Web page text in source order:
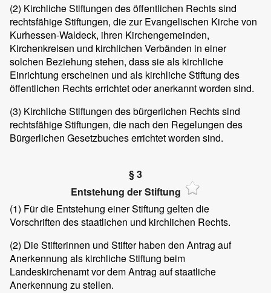
(2) Kirchliche Stiftungen des öffentlichen Rechts sind
rechtsfähige Stiftungen, die zur Evangelischen Kirche von
Kurhessen-Waldeck, ihren Kirchengemeinden,
Kirchenkreisen und kirchlichen Verbänden in einer
solchen Beziehung stehen, dass sie als kirchliche
Einrichtung erscheinen und als kirchliche Stiftung des
öffentlichen Rechts errichtet oder anerkannt worden sind.
(3) Kirchliche Stiftungen des bürgerlichen Rechts sind
rechtsfähige Stiftungen, die nach den Regelungen des
Bürgerlichen Gesetzbuches errichtet worden sind.
§ 3
Entstehung der Stiftung
(1) Für die Entstehung einer Stiftung gelten die
Vorschriften des staatlichen und kirchlichen Rechts.
(2) Die Stifterinnen und Stifter haben den Antrag auf
Anerkennung als kirchliche Stiftung beim
Landeskirchenamt vor dem Antrag auf staatliche
Anerkennung zu stellen.